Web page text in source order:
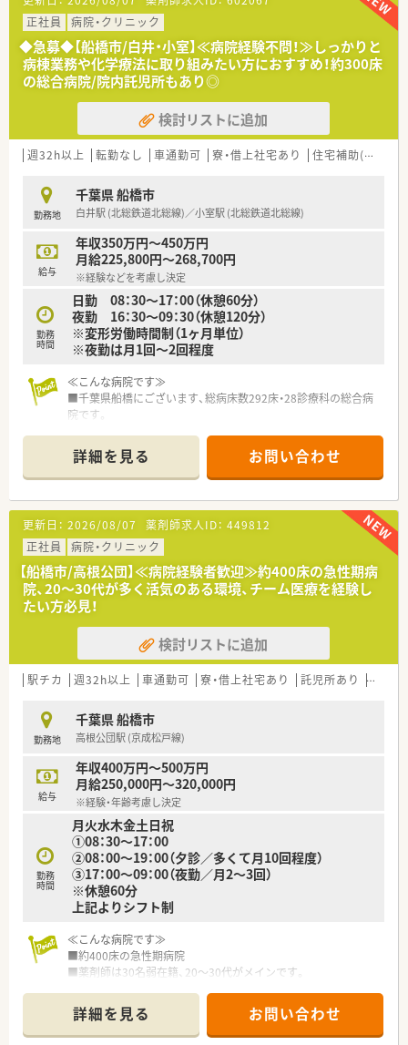
ご就業いただけます。
■職員食堂がご利用可能です。
≪業務内容≫
■入院患者様の調剤・監査、TPN、抗がん剤混同調製、薬剤管理指
導、病棟薬剤業務、製剤業務、治験、医薬品管理
幅広い業務に触れることができ、薬剤師としてスキルアップでき
■勤務時間は日勤8：30〜17：00のうちご希望に合わせて相談可
能です。
が可能です
≪おすすめポイント≫
■勤務時間や曜日が相談できますので、土日休みや13時までの
勤務等、ご希望をまずはお聞かせください！
■大手法人ならではの多彩な福利厚生制度がございます！
休日は福利厚生制度を利用してホテルやチケット購入などの優
遇制度が受けることが可能◎
■急性期から回復期、在宅医療と幅広く学べる環境があります。
正社員
病院・クリニック
◆急募◆【船橋市/白井・小室】≪病院経験不問！≫しっかりと
病棟業務や化学療法に取り組みたい方におすすめ！約300床
の総合病院/院内託児所もあり◎
検討リストに追加
週32h以上 転勤なし 車通勤可 寮・借上社宅あり 住宅補助(手当)あり
勤務地
千葉県 船橋市
白井駅 (北総鉄道北総線)／小室駅 (北総鉄道北総線)
給与
年収350万円～450万円
月給225,800円～268,700円
※経験などを考慮し決定
勤務
時間
日勤 08：30〜17：00（休憩60分）
夜勤 16：30～09：30（休憩120分）
※変形労働時間制（1ヶ月単位）
※夜勤は月1回～2回程度
≪こんな病院です≫
■千葉県船橋にございます、総病床数292床・28診療科の総合病
院です。
在宅医療も行っています。
■医療の全てのステージで地域に貢献できる体制が整った病院
です。
■車通勤が可能です（駐車場代：日額70円）
■院内託児所があり、小さなお子様がいらっしゃる方も安心して
ご就業いただけます。
■職員食堂がご利用可能です。
≪業務内容≫
■勤務時間は日勤8：30～17：00、夜勤は、16：30～9：30（月に1回
～2回程度）です。
■入院患者様の調剤・監査、TPN、抗がん剤混同調製、薬剤管理指
導、病棟薬剤業務、製剤業務、治験、医薬品管理
幅広い業務に触れることができ、薬剤師としてスキルアップでき
る環境です。
です。
≪おすすめポイント≫
■総合病院でしっかりとしたスキルを身につけたい方におすす
めの病院です！
■大手法人ならではの多彩な福利厚生制度がある病院です。
休日は福利厚生制度を利用してホテルやチケット購入などの優
遇制度が受けられます♪
■急性期から回復期、在宅医療と幅広く学べる環境がございま
す。
詳細を見る お問い合わせ
更新日： 2026/08/07 薬剤師求人ID： 449812
正社員
病院・クリニック
【船橋市/高根公団】≪病院経験者歓迎≫約400床の急性期病
院、20～30代が多く活気のある環境、チーム医療を経験し
たい方必見！
検討リストに追加
駅チカ 週32h以上 車通勤可 寮・借上社宅あり 託児所あり 認定
勤務地
千葉県 船橋市
高根公団駅 (京成松戸線)
給与
年収400万円～500万円
月給250,000円～320,000円
※経験・年齢考慮し決定
勤務
時間
月火水木金土日祝
①08：30～17：00
②08：00～19：00（夕診／多くて月10回程度）
③17：00～09：00（夜勤／月2～3回）
※休憩60分
上記よりシフト制
≪こんな病院です≫
■約400床の急性期病院
■薬剤師は30名弱在籍、20～30代がメインです。
■長くお勤めの方は専門薬剤師の取得や学会発表を行っていま
す。
詳細を見る お問い合わせ